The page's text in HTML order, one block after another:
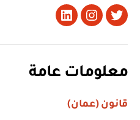
تويتر Instagram
LinkedIn
معلومات عامة
قانون (عمان)